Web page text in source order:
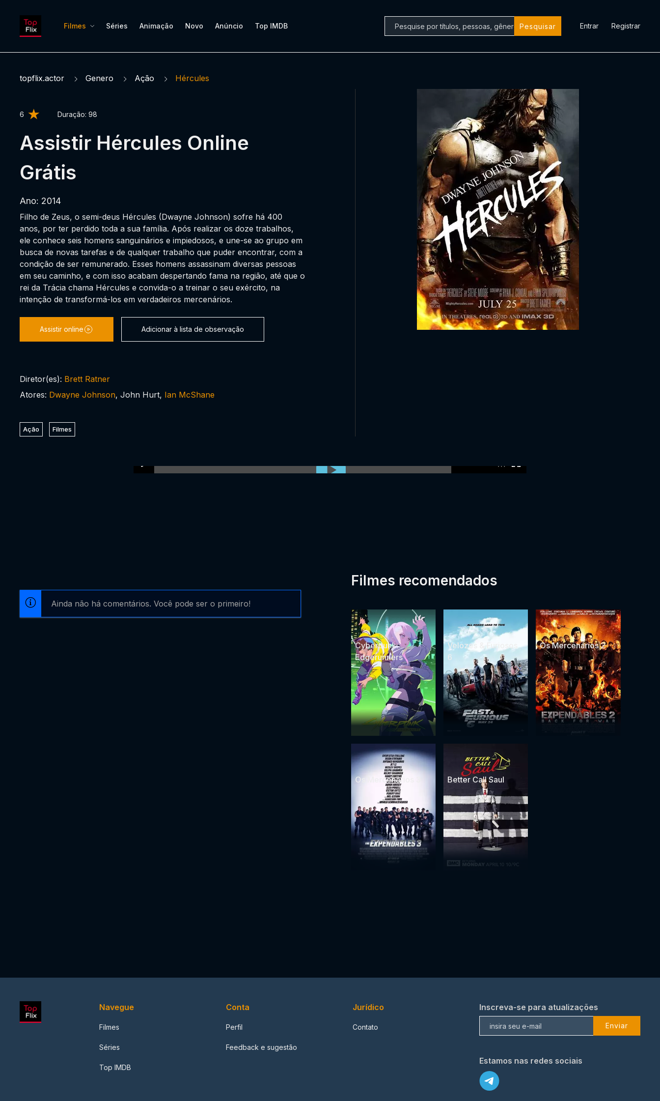
Filmes Séries Animação Novo Anúncio Top IMDB Pesquisar Entrar Registrar
topflix.actor Genero Ação Hércules
6 Duração: 98
Assistir Hércules Online
Grátis
Ano: 2014
Filho de Zeus, o semi-deus Hércules (Dwayne Johnson) sofre há 400
anos, por ter perdido toda a sua família. Após realizar os doze trabalhos,
ele conhece seis homens sanguinários e impiedosos, e une-se ao grupo em
busca de novas tarefas e de qualquer trabalho que puder encontrar, com a
condição de ser remunerado. Esses homens assassinam diversas pessoas
em seu caminho, e com isso acabam despertando fama na região, até que o
rei da Trácia chama Hércules e convida-o a treinar o seu exército, na
intenção de transformá-los em verdadeiros mercenários.
Assistir online Adicionar à lista de observação
Diretor(es): Brett Ratner
Atores: Dwayne Johnson, John Hurt, Ian McShane
Ação Filmes
Ainda não há comentários. Você pode ser o primeiro!
Filmes recomendados
Cyberpunk:
Edgerunners
Velozes & Furiosos
6
Os Mercenários 2
Os Mercenários 3 Better Call Saul
Navegue
Filmes
Séries
Top IMDB
Conta
Perfil
Feedback e sugestão
Jurídico
Contato
Inscreva-se para atualizações
Enviar
Estamos nas redes sociais